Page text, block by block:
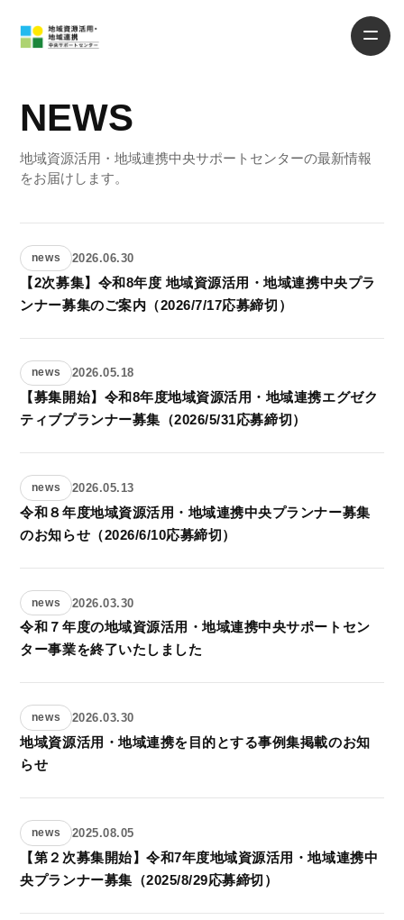
NEWS
地域資源活用・地域連携中央サポートセンターの最新情報
をお届けします。
news 2026.06.30
【2次募集】令和8年度 地域資源活用・地域連携中央プラ
ンナー募集のご案内（2026/7/17応募締切）
news 2026.05.18
【募集開始】令和8年度地域資源活用・地域連携エグゼク
ティブプランナー募集（2026/5/31応募締切）
news 2026.05.13
令和８年度地域資源活用・地域連携中央プランナー募集
のお知らせ（2026/6/10応募締切）
news 2026.03.30
令和７年度の地域資源活用・地域連携中央サポートセン
ター事業を終了いたしました
news 2026.03.30
地域資源活用・地域連携を目的とする事例集掲載のお知
らせ
news 2025.08.05
【第２次募集開始】令和7年度地域資源活用・地域連携中
央プランナー募集（2025/8/29応募締切）